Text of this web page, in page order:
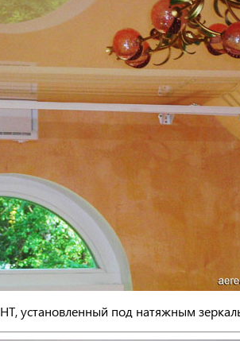
установленный под натяжным